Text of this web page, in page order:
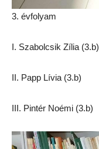
3. évfolyam
I. Szabolcsik Zília (3.b)
II. Papp Lívia (3.b)
III. Pintér Noémi (3.b)